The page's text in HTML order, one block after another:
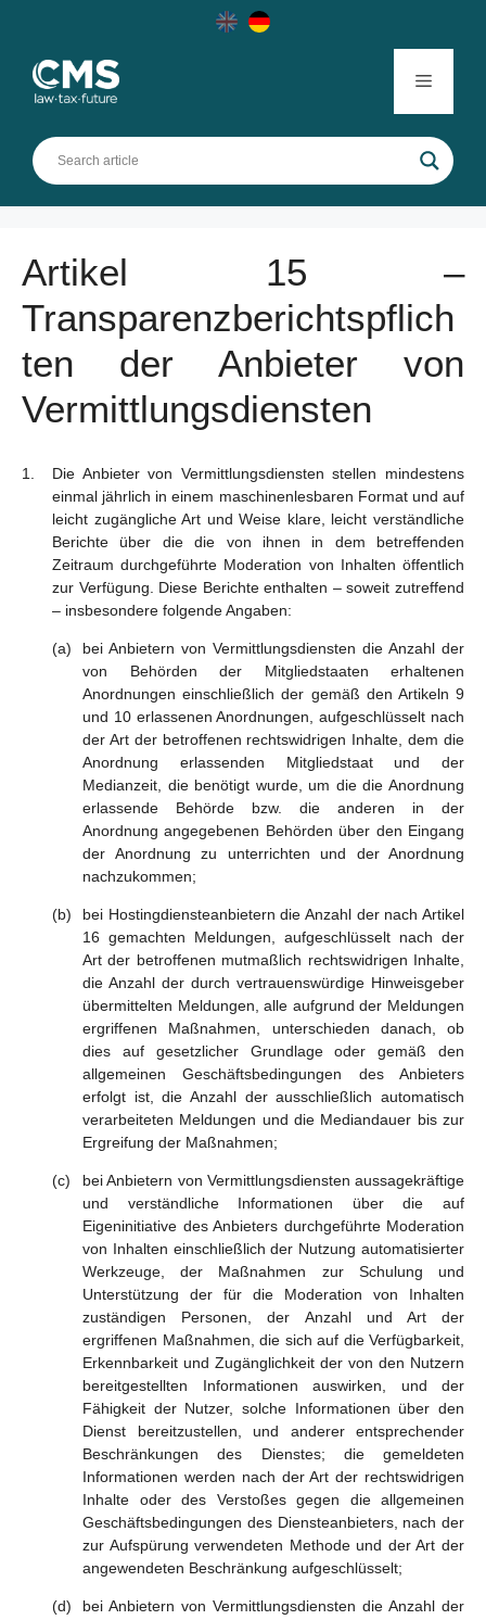
Menu
Artikel 15 –
Transparenzberichtspflich
ten der Anbieter von
Vermittlungsdiensten
Die Anbieter von Vermittlungsdiensten stellen mindestens
einmal jährlich in einem maschinenlesbaren Format und auf
leicht zugängliche Art und Weise klare, leicht verständliche
Berichte über die die von ihnen in dem betreffenden
Zeitraum durchgeführte Moderation von Inhalten öffentlich
zur Verfügung. Diese Berichte enthalten – soweit zutreffend
– insbesondere folgende Angaben:
bei Anbietern von Vermittlungsdiensten die Anzahl der
von Behörden der Mitgliedstaaten erhaltenen
Anordnungen einschließlich der gemäß den Artikeln 9
und 10 erlassenen Anordnungen, aufgeschlüsselt nach
der Art der betroffenen rechtswidrigen Inhalte, dem die
Anordnung erlassenden Mitgliedstaat und der
Medianzeit, die benötigt wurde, um die die Anordnung
erlassende Behörde bzw. die anderen in der
Anordnung angegebenen Behörden über den Eingang
der Anordnung zu unterrichten und der Anordnung
nachzukommen;
bei Hostingdiensteanbietern die Anzahl der nach Artikel
16 gemachten Meldungen, aufgeschlüsselt nach der
Art der betroffenen mutmaßlich rechtswidrigen Inhalte,
die Anzahl der durch vertrauenswürdige Hinweisgeber
übermittelten Meldungen, alle aufgrund der Meldungen
ergriffenen Maßnahmen, unterschieden danach, ob
dies auf gesetzlicher Grundlage oder gemäß den
allgemeinen Geschäftsbedingungen des Anbieters
erfolgt ist, die Anzahl der ausschließlich automatisch
verarbeiteten Meldungen und die Mediandauer bis zur
Ergreifung der Maßnahmen;
bei Anbietern von Vermittlungsdiensten aussagekräftige
und verständliche Informationen über die auf
Eigeninitiative des Anbieters durchgeführte Moderation
von Inhalten einschließlich der Nutzung automatisierter
Werkzeuge, der Maßnahmen zur Schulung und
Unterstützung der für die Moderation von Inhalten
zuständigen Personen, der Anzahl und Art der
ergriffenen Maßnahmen, die sich auf die Verfügbarkeit,
Erkennbarkeit und Zugänglichkeit der von den Nutzern
bereitgestellten Informationen auswirken, und der
Fähigkeit der Nutzer, solche Informationen über den
Dienst bereitzustellen, und anderer entsprechender
Beschränkungen des Dienstes; die gemeldeten
Informationen werden nach der Art der rechtswidrigen
Inhalte oder des Verstoßes gegen die allgemeinen
Geschäftsbedingungen des Diensteanbieters, nach der
zur Aufspürung verwendeten Methode und der Art der
angewendeten Beschränkung aufgeschlüsselt;
bei Anbietern von Vermittlungsdiensten die Anzahl der